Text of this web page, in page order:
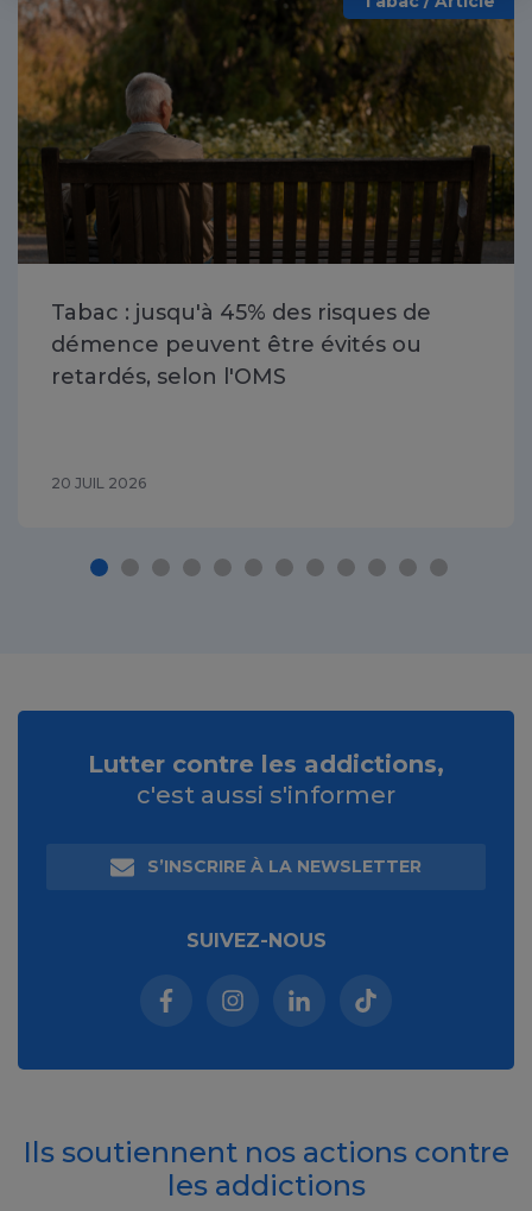
Tabac : jusqu'à 45% des risques de
démence peuvent être évités ou
retardés, selon l'OMS
20 JUIL 2026
Lutter contre les addictions,
c'est aussi s'informer
S’INSCRIRE À LA NEWSLETTER
SUIVEZ-NOUS
Facebook (nouvelle fenêtre)
Instagram (nouvelle fenêtre)
Linkedin (nouvelle
Tiktok (nouvelle
Ils soutiennent nos actions contre
les addictions